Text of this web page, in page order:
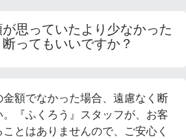
が思っていたより少なかった
ってもいいですか？
金額でなかった場合、遠慮なく断
。『ふくろう』スタッフが、お客
とはありませんので、ご安心く